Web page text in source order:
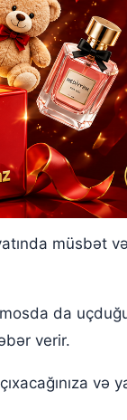
müsbət
da
verir.
və